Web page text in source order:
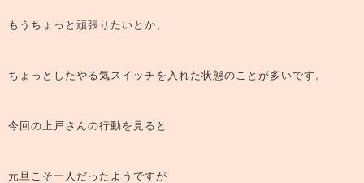
もうちょっと頑張りたいとか、
ちょっとしたやる気スイッチを入れた状態のことが多いです。
今回の上戸さんの行動を見ると
元旦こそ一人だったようですが